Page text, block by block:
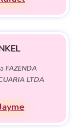
FAZENDA
LTDA